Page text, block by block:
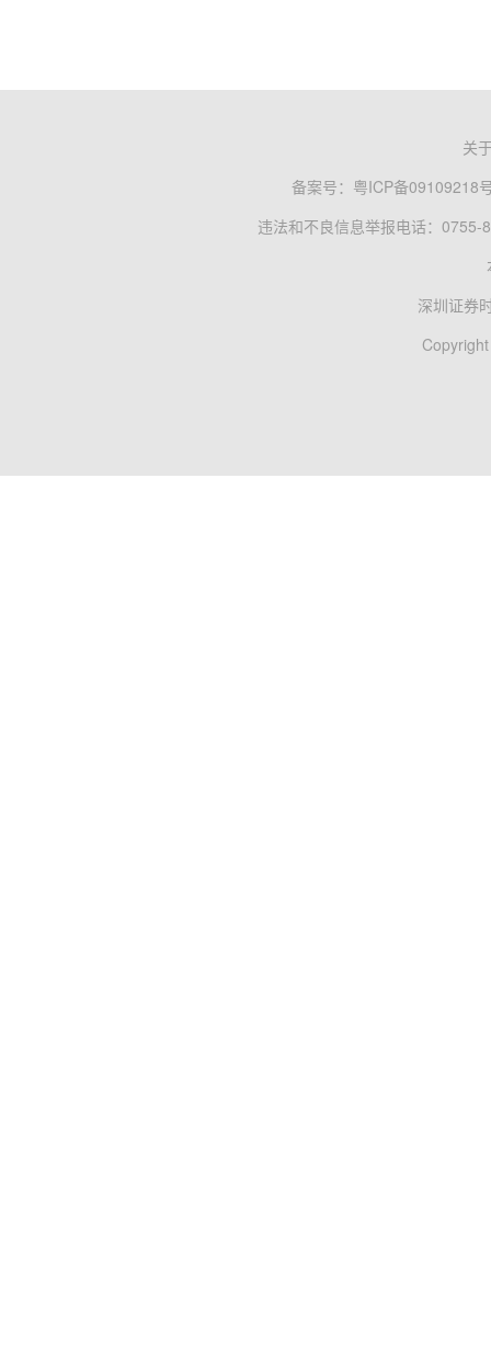
关
备案号： 粤ICP备09109218
违法和不良信息举报电话：0755-
深圳证券